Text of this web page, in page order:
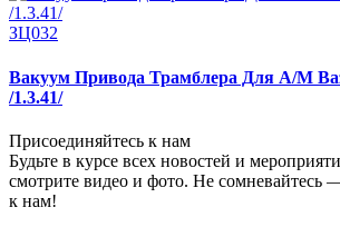
ЗЦ032
Вакуум Привода Трамблера Для А/М
/1.3.41/
Присоединяйтесь к нам
Будьте в курсе всех новостей и
смотрите видео и фото. Не сомневайтесь
к нам!